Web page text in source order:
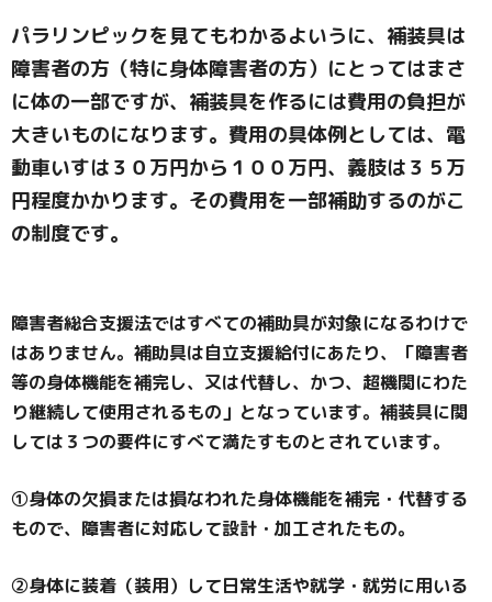
パラリンピックを見てもわかるよいうに、補装具は
障害者の方（特に身体障害者の方）にとってはまさ
に体の一部ですが、補装具を作るには費用の負担が
大きいものになります。費用の具体例としては、電
動車いすは３０万円から１００万円、義肢は３５万
円程度かかります。その費用を一部補助するのがこ
の制度です。
障害者総合支援法ではすべての補助具が対象になるわけで
はありません。補助具は自立支援給付にあたり、「障害者
等の身体機能を補完し、又は代替し、かつ、超機関にわた
り継続して使用されるもの」となっています。補装具に関
しては３つの要件にすべて満たすものとされています。
①身体の欠損または損なわれた身体機能を補完・代替する
もので、障害者に対応して設計・加工されたもの。
②身体に装着（装用）して日常生活や就学・就労に用いる